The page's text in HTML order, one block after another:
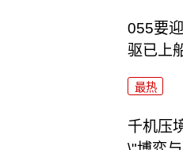
055要
驱已上
最热
千机压